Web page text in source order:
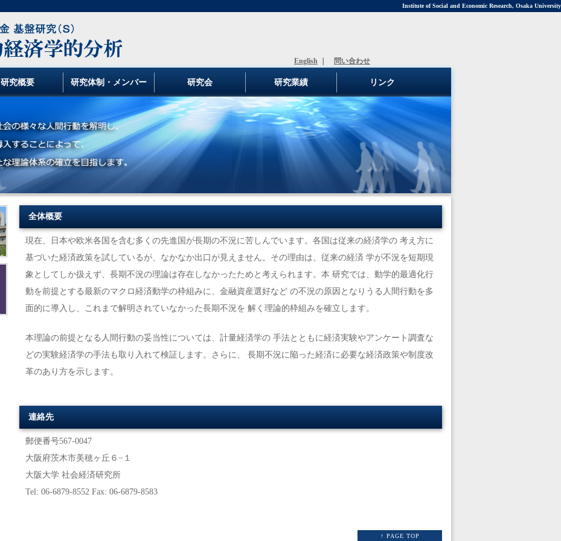
Institute of Social and Economic Research, Osaka University
English 問い合わせ
研究概要 研究体制・メンバー 研究会 研究業績 リンク
全体概要
現在、日本や欧米各国を含む多くの先進国が長期の不況に苦しんでいます。各国は従来の経済学の 考え方に
基づいた経済政策を試しているが、なかなか出口が見えません。その理由は、従来の経済 学が不況を短期現
象としてしか扱えず、長期不況の理論は存在しなかったためと考えられます。本 研究では、動学的最適化行
動を前提とする最新のマクロ経済動学の枠組みに、金融資産選好など の不況の原因となりうる人間行動を多
面的に導入し、これまで解明されていなかった長期不況を 解く理論的枠組みを確立します。
本理論の前提となる人間行動の妥当性については、計量経済学の 手法とともに経済実験やアンケート調査な
どの実験経済学の手法も取り入れて検証します。さらに、 長期不況に陥った経済に必要な経済政策や制度改
革のあり方を示します。
連絡先
郵便番号567-0047
大阪府茨木市美穂ヶ丘６−１
大阪大学 社会経済研究所
Tel: 06-6879-8552 Fax: 06-6879-8583
↑ PAGE TOP